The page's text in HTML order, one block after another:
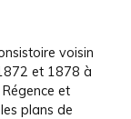
voisin
et 1878 à
et
plans de